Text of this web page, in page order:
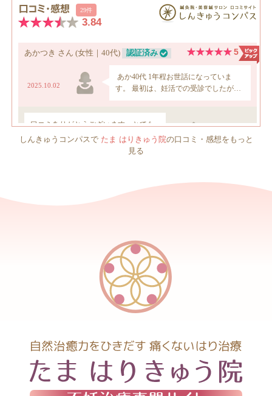
しんきゅうコンパスで たま はりきゅう院の口コミ・感想をもっと
見る